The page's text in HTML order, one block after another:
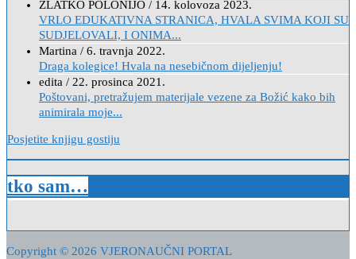
ZLATKO POLONIJO / 14. kolovoza 2023.
VRLO EDUKATIVNA STRANICA, HVALA SVIMA KOJI SU
SUDJELOVALI, I ONIMA...
Martina / 6. travnja 2022.
Draga kolegice! Hvala na nesebičnom dijeljenju!
edita / 22. prosinca 2021.
Poštovani, pretražujem materijale vezene za Božić kako bih
animirala moje...
Posjetite knjigu gostiju
tko sam…
Copyright © 2026 VJERONAUČNI PORTAL